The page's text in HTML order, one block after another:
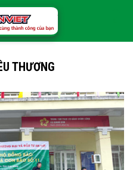
THƯƠNG